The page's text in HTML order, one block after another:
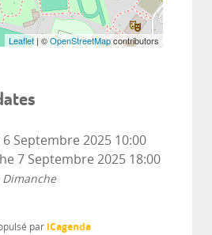
Leaflet | ©OpenStreetMapcontributors
6 Septembre 2025 10:00
7 Septembre 2025 18:00
Dimanche
par iCagenda